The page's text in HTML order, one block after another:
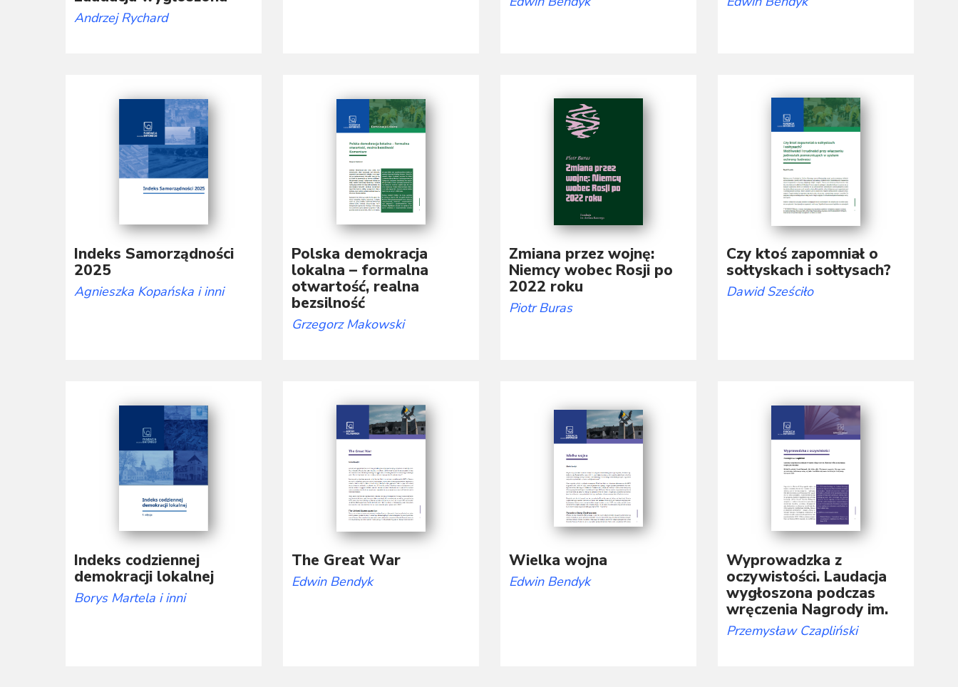
podczas wręczenia
Nagrody im. Marcina
Andrzej Rychard
Indeks Samorządności
2025
Agnieszka Kopańska i inni
Polska demokracja
lokalna – formalna
otwartość, realna
bezsilność
Grzegorz Makowski
Zmiana przez wojnę:
Niemcy wobec Rosji po
2022 roku
Piotr Buras
Czy ktoś zapomniał o
sołtyskach i sołtysach?
Dawid Sześciło
Indeks codziennej
demokracji lokalnej
Borys Martela i inni
The Great War
Edwin Bendyk
Wielka wojna
Edwin Bendyk
Wyprowadzka z
oczywistości. Laudacja
wygłoszona podczas
wręczenia Nagrody im.
Marcina Króla 2024
Przemysław Czapliński